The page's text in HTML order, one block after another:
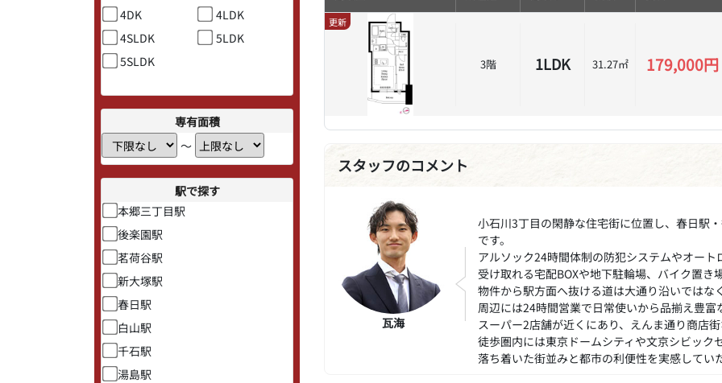
4DK
4LDK
4SLDK
5LDK
5SLDK
専有面積
〜
駅で探す
本郷三丁目駅
後楽園駅
茗荷谷駅
新大塚駅
春日駅
白山駅
千石駅
湯島駅
更新
3階 1LDK 31.27㎡ 179,000円
スタッフのコメント
瓦海
小石川3丁目の閑静な住宅街に位置し、春日駅
です。
アルソック24時間体制の防犯システムやオー
受け取れる宅配BOXや地下駐輪場、バイク置き
物件から駅方面へ抜ける道は大通り沿いでは
周辺には24時間営業で日常使いから品揃え豊
スーパー2店舗が近くにあり、えんま通り商店
徒歩圏内には東京ドームシティや文京シビッ
落ち着いた街並みと都市の利便性を実感してい